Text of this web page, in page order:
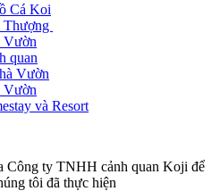
Cá Koi
Thượng
Vườn
quan
Vườn
Vườn
và Resort
Công ty TNHH cảnh quan Koji để
tôi đã thực hiện